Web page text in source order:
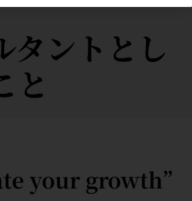
タントとし
と
your growth”